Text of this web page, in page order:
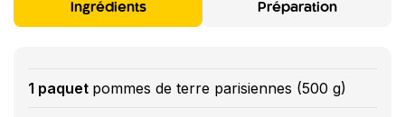
Ingrédients Préparation
1 paquet pommes de terre parisiennes (500 g)